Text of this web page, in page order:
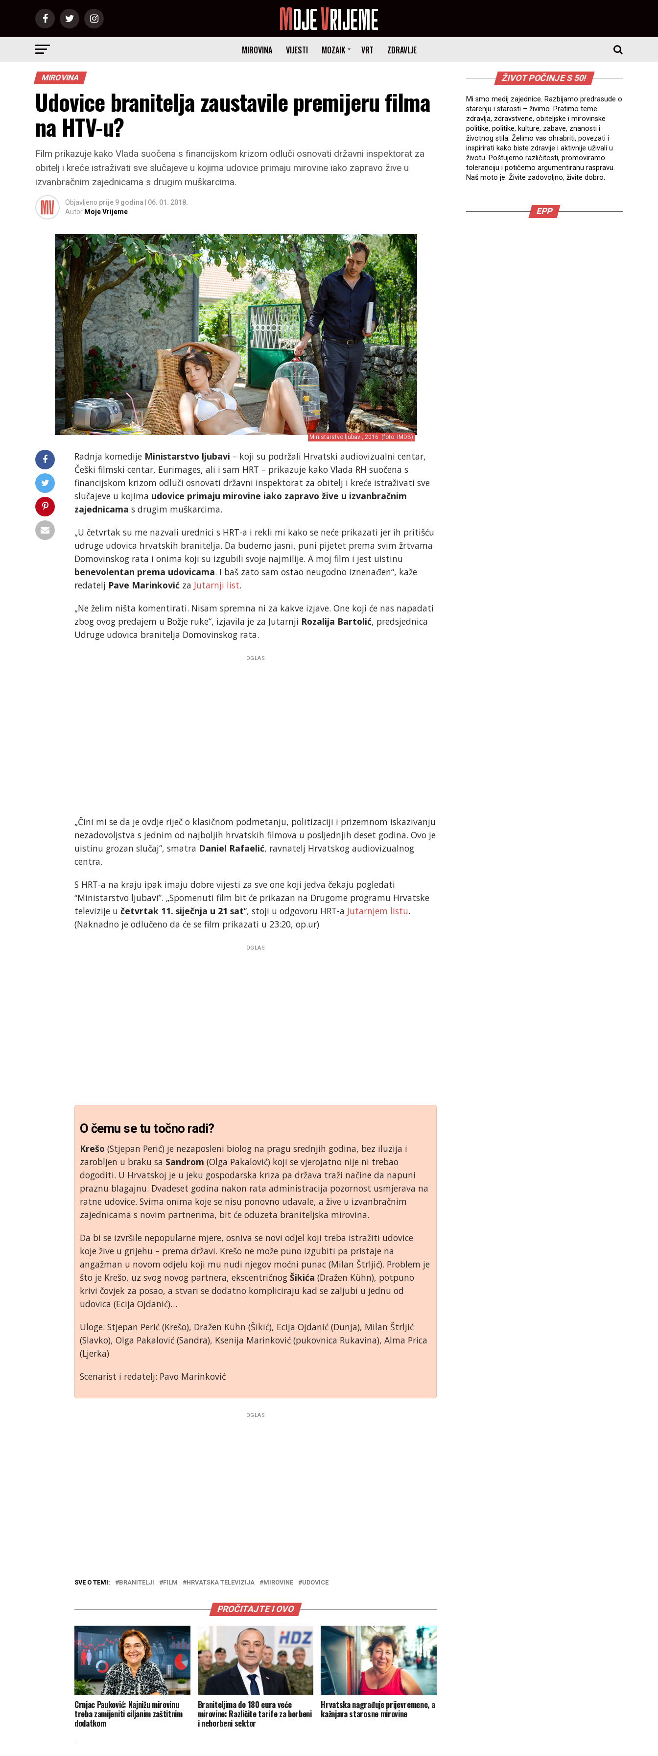
MIROVINA VIJESTI MOZAIK VRT ZDRAVLJE
MIROVINA
Udovice branitelja zaustavile premijeru filma
na HTV-u?
Film prikazuje kako Vlada suočena s financijskom krizom odluči osnovati državni inspektorat za
obitelj i kreće istraživati sve slučajeve u kojima udovice primaju mirovine iako zapravo žive u
izvanbračnim zajednicama s drugim muškarcima.
Objavljeno prije 9 godina
06. 01. 2018.
Autor Moje Vrijeme
Ministarstvo ljubavi, 2016. (foto: IMDB)
Radnja komedije Ministarstvo ljubavi – koji su podržali Hrvatski audiovizualni centar,
Češki filmski centar, Eurimages, ali i sam HRT – prikazuje kako Vlada RH suočena s
financijskom krizom odluči osnovati državni inspektorat za obitelj i kreće istraživati sve
slučajeve u kojima udovice primaju mirovine iako zapravo žive u izvanbračnim
zajednicama s drugim muškarcima.
„U četvrtak su me nazvali urednici s HRT-a i rekli mi kako se neće prikazati jer ih pritišću
udruge udovica hrvatskih branitelja. Da budemo jasni, puni pijetet prema svim žrtvama
Domovinskog rata i onima koji su izgubili svoje najmilije. A moj film i jest uistinu
benevolentan prema udovicama. I baš zato sam ostao neugodno iznenađen“, kaže
redatelj Pave Marinković za Jutarnji list.
„Ne želim ništa komentirati. Nisam spremna ni za kakve izjave. One koji će nas napadati
zbog ovog predajem u Božje ruke“, izjavila je za Jutarnji Rozalija Bartolić, predsjednica
Udruge udovica branitelja Domovinskog rata.
OGLAS
„Čini mi se da je ovdje riječ o klasičnom podmetanju, politizaciji i prizemnom iskazivanju
nezadovoljstva s jednim od najboljih hrvatskih filmova u posljednjih deset godina. Ovo je
uistinu grozan slučaj“, smatra Daniel Rafaelić, ravnatelj Hrvatskog audiovizualnog
centra.
S HRT-a na kraju ipak imaju dobre vijesti za sve one koji jedva čekaju pogledati
“Ministarstvo ljubavi”. „Spomenuti film bit će prikazan na Drugome programu Hrvatske
televizije u četvrtak 11. siječnja u 21 sat“, stoji u odgovoru HRT-a Jutarnjem listu.
(Naknadno je odlučeno da će se film prikazati u 23:20, op.ur)
OGLAS
O čemu se tu točno radi?
Krešo (Stjepan Perić) je nezaposleni biolog na pragu srednjih godina, bez iluzija i
zarobljen u braku sa Sandrom (Olga Pakalović) koji se vjerojatno nije ni trebao
dogoditi. U Hrvatskoj je u jeku gospodarska kriza pa država traži načine da napuni
praznu blagajnu. Dvadeset godina nakon rata administracija pozornost usmjerava na
ratne udovice. Svima onima koje se nisu ponovno udavale, a žive u izvanbračnim
zajednicama s novim partnerima, bit će oduzeta braniteljska mirovina.
Da bi se izvršile nepopularne mjere, osniva se novi odjel koji treba istražiti udovice
koje žive u grijehu – prema državi. Krešo ne može puno izgubiti pa pristaje na
angažman u novom odjelu koji mu nudi njegov moćni punac (Milan Štrljić). Problem je
što je Krešo, uz svog novog partnera, ekscentričnog Šikića (Dražen Kühn), potpuno
krivi čovjek za posao, a stvari se dodatno kompliciraju kad se zaljubi u jednu od
udovica (Ecija Ojdanić)…
Uloge: Stjepan Perić (Krešo), Dražen Kühn (Šikić), Ecija Ojdanić (Dunja), Milan Štrljić
(Slavko), Olga Pakalović (Sandra), Ksenija Marinković (pukovnica Rukavina), Alma Prica
(Ljerka)
Scenarist i redatelj: Pavo Marinković
OGLAS
SVE O TEMI: BRANITELJI FILM HRVATSKA TELEVIZIJA MIROVINE UDOVICE
PROČITAJTE I OVO
Crnjac Pauković: Najnižu mirovinu
treba zamijeniti ciljanim zaštitnim
dodatkom
Braniteljima do 180 eura veće
mirovine: Različite tarife za borbeni
i neborbeni sektor
Hrvatska nagrađuje prijevremene, a
kažnjava starosne mirovine
.
ŽIVOT POČINJE S 50!
Mi smo medij zajednice. Razbijamo predrasude o
starenju i starosti – živimo. Pratimo teme
zdravlja, zdravstvene, obiteljske i mirovinske
politike, politike, kulture, zabave, znanosti i
životnog stila. Želimo vas ohrabriti, povezati i
inspirirati kako biste zdravije i aktivnije uživali u
životu. Poštujemo različitosti, promoviramo
toleranciju i potičemo argumentiranu raspravu.
Naš moto je: Živite zadovoljno, živite dobro.
EPP